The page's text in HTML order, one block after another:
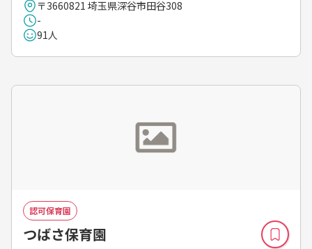
〒3660821 埼玉県深谷市田谷308
-
91人
認可保育園
つばさ保育園